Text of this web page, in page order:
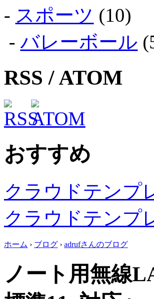
- スポーツ (10)
- バレーボール
RSS / ATOM
おすすめ
クラウドテンプ
クラウドテンプ
ホーム › ブログ › adrufさんのブログ
ノート用無線